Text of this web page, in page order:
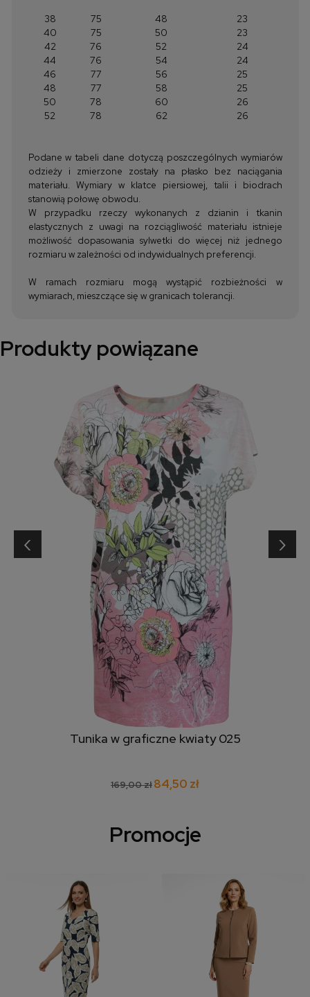
38 75 48
23
40
75 50
23
42
76 52
24
44
76 54
24
46
77 56
25
48
77 58
25
50
78 60
26
52
78 62 26
Podane w tabeli dane dotyczą poszczególnych wymiarów
odzieży i zmierzone zostały na płasko bez naciągania
materiału. Wymiary w klatce piersiowej, talii i biodrach
stanowią połowę obwodu.
W przypadku rzeczy wykonanych z dzianin i tkanin
elastycznych z uwagi na rozciągliwość materiału istnieje
możliwość dopasowania sylwetki do więcej niż jednego
rozmiaru w zależności od indywidualnych preferencji.
W ramach rozmiaru mogą wystąpić rozbieżności w
wymiarach, mieszczące się w granicach tolerancji.
Produkty powiązane
Tunika w graficzne kwiaty 025
169,00 zł84,50 zł
‹ ›
Promocje